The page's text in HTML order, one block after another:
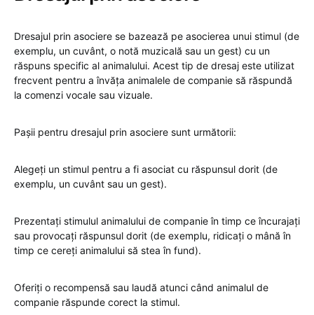
Dresajul prin asociere se bazează pe asocierea unui stimul (de
exemplu, un cuvânt, o notă muzicală sau un gest) cu un
răspuns specific al animalului. Acest tip de dresaj este utilizat
frecvent pentru a învăța animalele de companie să răspundă
la comenzi vocale sau vizuale.
Pașii pentru dresajul prin asociere sunt următorii:
Alegeți un stimul pentru a fi asociat cu răspunsul dorit (de
exemplu, un cuvânt sau un gest).
Prezentați stimulul animalului de companie în timp ce încurajați
sau provocați răspunsul dorit (de exemplu, ridicați o mână în
timp ce cereți animalului să stea în fund).
Oferiți o recompensă sau laudă atunci când animalul de
companie răspunde corect la stimul.